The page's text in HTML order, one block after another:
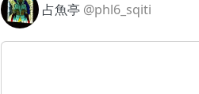
占魚亭 @phl6_sqiti